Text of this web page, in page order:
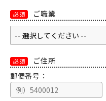
必須 ご職業
必須
ご住所
郵便番号：